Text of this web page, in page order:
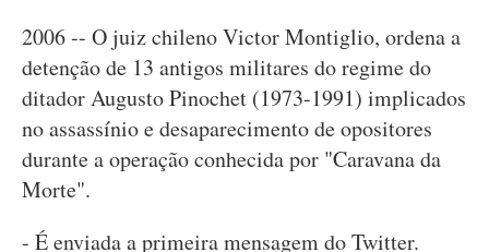
2006 -- O juiz chileno Victor Montiglio, ordena a
detenção de 13 antigos militares do regime do
ditador Augusto Pinochet (1973-1991) implicados
no assassínio e desaparecimento de opositores
durante a operação conhecida por "Caravana da
Morte".
- É enviada a primeira mensagem do Twitter.